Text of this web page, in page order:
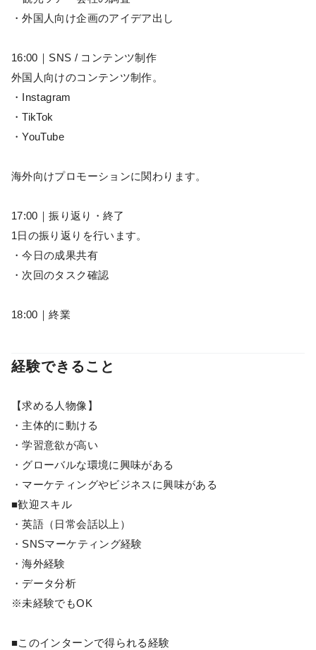
・外国人向け企画のアイデア出し
16:00｜SNS / コンテンツ制作
外国人向けのコンテンツ制作。
・Instagram
・TikTok
・YouTube
海外向けプロモーションに関わります。
17:00｜振り返り・終了
1日の振り返りを行います。
・今日の成果共有
・次回のタスク確認
18:00｜終業
経験できること
【求める人物像】
・主体的に動ける
・学習意欲が高い
・グローバルな環境に興味がある
・マーケティングやビジネスに興味がある
■歓迎スキル
・英語（日常会話以上）
・SNSマーケティング経験
・海外経験
・データ分析
※未経験でもOK
■このインターンで得られる経験